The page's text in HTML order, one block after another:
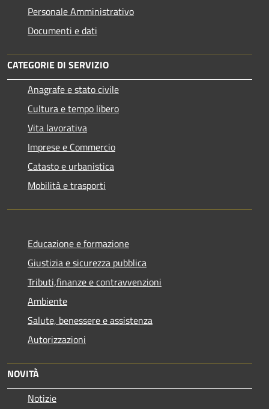
Personale Amministrativo
Documenti e dati
CATEGORIE DI SERVIZIO
Anagrafe e stato civile
Cultura e tempo libero
Vita lavorativa
Imprese e Commercio
Catasto e urbanistica
Mobilità e trasporti
Educazione e formazione
Giustizia e sicurezza pubblica
Tributi,finanze e contravvenzioni
Ambiente
Salute, benessere e assistenza
Autorizzazioni
NOVITÀ
Notizie